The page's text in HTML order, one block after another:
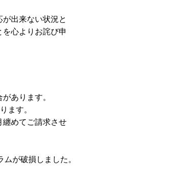
出来ない状況と
心よりお詫び申
あります。
ます。
纏めてご請求させ
が破損しました。